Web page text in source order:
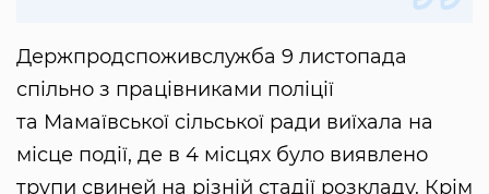
Держпродспоживслужба 9 листопада
спільно з працівниками поліції
та Мамаївської сільської ради виїхала на
місце події, де в 4 місцях було виявлено
трупи свиней на різній стадії розкладу. Крім